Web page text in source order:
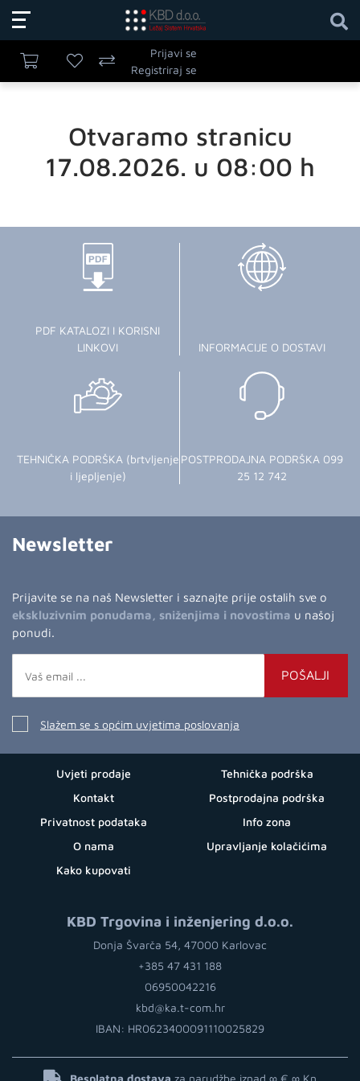
Prijavi se
Registriraj se
Otvaramo stranicu
17.08.2026. u 08:00 h
PDF KATALOZI I KORISNI
LINKOVI
INFORMACIJE O DOSTAVI
TEHNIČKA PODRŠKA (brtvljenje
i ljepljenje)
POSTPRODAJNA PODRŠKA 099
25 12 742
Newsletter
Prijavite se na naš Newsletter i saznajte prije ostalih sve o
ekskluzivnim ponudama, sniženjima i novostima u našoj
ponudi.
POŠALJI
Slažem se s općim uvjetima poslovanja
Uvjeti prodaje
Kontakt
Privatnost podataka
O nama
Kako kupovati
Tehnička podrška
Postprodajna podrška
Info zona
Upravljanje kolačićima
KBD Trgovina i inženjering d.o.o.
Donja Švarča 54, 47000 Karlovac
+385 47 431 188
06950042216
kbd@ka.t-com.hr
IBAN: HR0623400091110025829
Besplatna dostava za narudžbe iznad ∞ € ∞ Kn